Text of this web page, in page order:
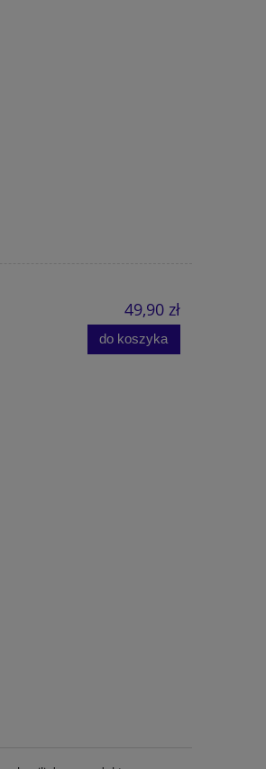
49,90 zł
do koszyka